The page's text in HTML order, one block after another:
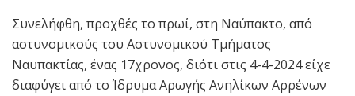
Συνελήφθη, προχθές το πρωί, στη Ναύπακτο, από
αστυνομικούς του Αστυνομικού Τμήματος
Ναυπακτίας, ένας 17χρονος, διότι στις 4-4-2024 είχε
διαφύγει από το Ίδρυμα Αρωγής Ανηλίκων Αρρένων